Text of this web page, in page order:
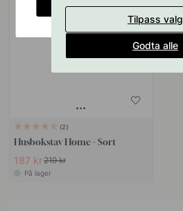
2
Husbokstav Home - Sort
187 kr219 kr
På lager
Tilpass valg
Godta alle